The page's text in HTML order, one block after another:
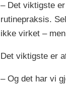
– Det viktigste
rutinepraksis.
ikke virket –
Det viktigste er
– Og det har vi